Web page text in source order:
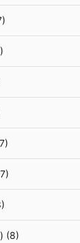
(8)